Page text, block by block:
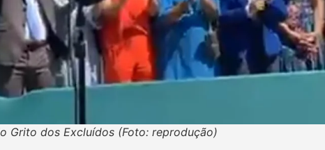
Grito dos Excluídos (Foto: reprodução)